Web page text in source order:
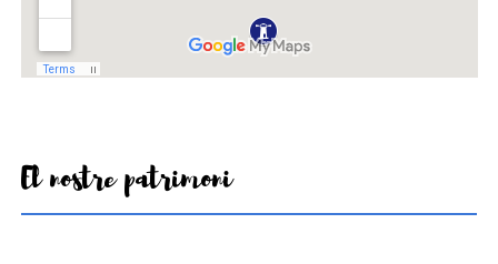
El nostre patrimoni